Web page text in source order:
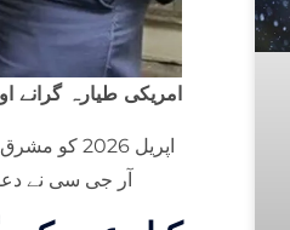
امریکی طیارہ گرانے
آر جی سی نے